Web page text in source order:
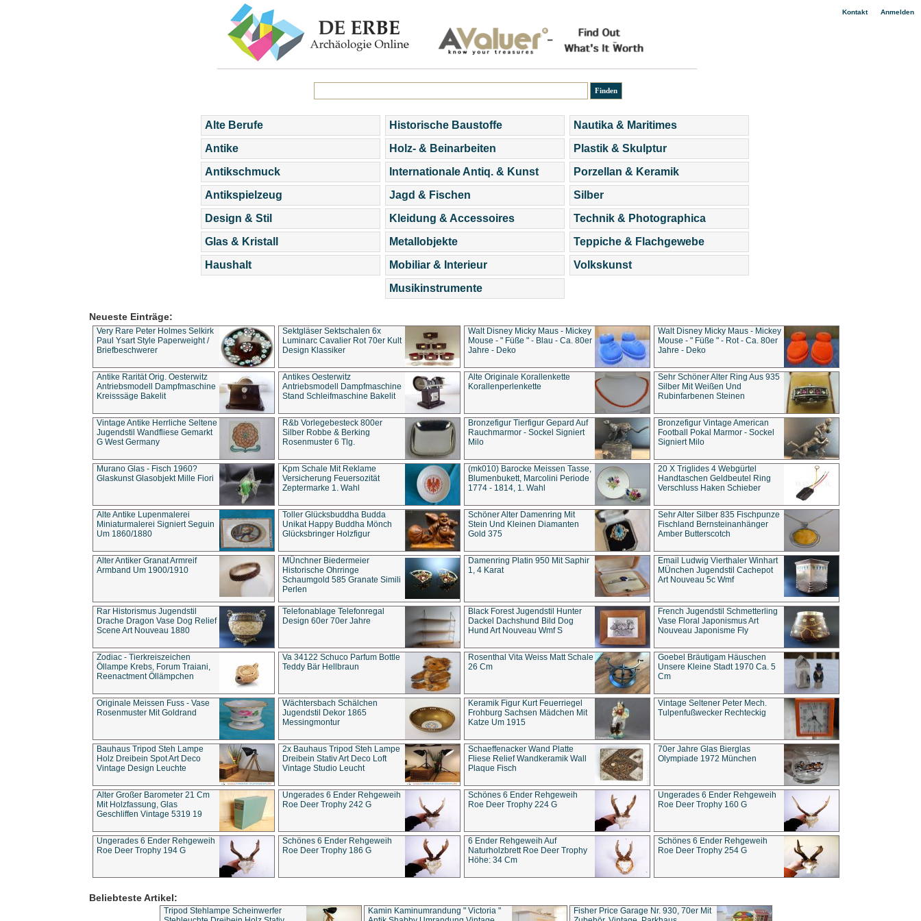
Kontakt| Anmelden
Alte Berufe
Antike
Antikschmuck
Antikspielzeug
Design & Stil
Glas & Kristall
Haushalt
Historische Baustoffe
Holz- & Beinarbeiten
Internationale Antiq. & Kunst
Jagd & Fischen
Kleidung & Accessoires
Metallobjekte
Mobiliar & Interieur
Musikinstrumente
Nautika & Maritimes
Plastik & Skulptur
Porzellan & Keramik
Silber
Technik & Photographica
Teppiche & Flachgewebe
Volkskunst
Neueste Einträge:
Very Rare Peter Holmes Selkirk
Paul Ysart Style Paperweight /
Briefbeschwerer
Sektgläser Sektschalen 6x
Luminarc Cavalier Rot 70er Kult
Design Klassiker
Walt Disney Micky Maus - Mickey
Mouse - " Füße " - Blau - Ca. 80er
Jahre - Deko
Walt Disney Micky Maus - Mickey
Mouse - " Füße " - Rot - Ca. 80er
Jahre - Deko
Antike Rarität Orig. Oesterwitz
Antriebsmodell Dampfmaschine
Kreisssäge Bakelit
Antikes Oesterwitz
Antriebsmodell Dampfmaschine
Stand Schleifmaschine Bakelit
Alte Originale Korallenkette
Korallenperlenkette
Sehr Schöner Alter Ring Aus 935
Silber Mit Weißen Und
Rubinfarbenen Steinen
Vintage Antike Herrliche Seltene
Jugendstil Wandfliese Gemarkt
G West Germany
R&b Vorlegebesteck 800er
Silber Robbe & Berking
Rosenmuster 6 Tlg.
Bronzefigur Tierfigur Gepard Auf
Rauchmarmor - Sockel Signiert
Milo
Bronzefigur Vintage American
Football Pokal Marmor - Sockel
Signiert Milo
Murano Glas - Fisch 1960?
Glaskunst Glasobjekt Mille Fiori
Kpm Schale Mit Reklame
Versicherung Feuersozität
Zeptermarke 1. Wahl
(mk010) Barocke Meissen Tasse,
Blumenbukett, Marcolini Periode
1774 - 1814, 1. Wahl
20 X Triglides 4 Webgürtel
Handtaschen Geldbeutel Ring
Verschluss Haken Schieber
Alte Antike Lupenmalerei
Miniaturmalerei Signiert Seguin
Um 1860/1880
Toller Glücksbuddha Budda
Unikat Happy Buddha Mönch
Glücksbringer Holzfigur
Schöner Alter Damenring Mit
Stein Und Kleinen Diamanten
Gold 375
Sehr Alter Silber 835 Fischpunze
Fischland Bernsteinanhänger
Amber Butterscotch
Alter Antiker Granat Armreif
Armband Um 1900/1910
MÜnchner Biedermeier
Historische Ohrringe
Schaumgold 585 Granate Simili
Perlen
Damenring Platin 950 Mit Saphir
1, 4 Karat
Email Ludwig Vierthaler Winhart
MÜnchen Jugendstil Cachepot
Art Nouveau 5c Wmf
Rar Historismus Jugendstil
Drache Dragon Vase Dog Relief
Scene Art Nouveau 1880
Telefonablage Telefonregal
Design 60er 70er Jahre
Black Forest Jugendstil Hunter
Dackel Dachshund Bild Dog
Hund Art Nouveau Wmf S
French Jugendstil Schmetterling
Vase Floral Japonismus Art
Nouveau Japonisme Fly
Zodiac - Tierkreiszeichen
Öllampe Krebs, Forum Traiani,
Reenactment Öllämpchen
Va 34122 Schuco Parfum Bottle
Teddy Bär Hellbraun
Rosenthal Vita Weiss Matt Schale
26 Cm
Goebel Bräutigam Häuschen
Unsere Kleine Stadt 1970 Ca. 5
Cm
Originale Meissen Fuss - Vase
Rosenmuster Mit Goldrand
Wächtersbach Schälchen
Jugendstil Dekor 1865
Messingmontur
Keramik Figur Kurt Feuerriegel
Frohburg Sachsen Mädchen Mit
Katze Um 1915
Vintage Seltener Peter Mech.
Tulpenfußwecker Rechteckig
Bauhaus Tripod Steh Lampe
Holz Dreibein Spot Art Deco
Vintage Design Leuchte
2x Bauhaus Tripod Steh Lampe
Dreibein Stativ Art Deco Loft
Vintage Studio Leucht
Schaeffenacker Wand Platte
Fliese Relief Wandkeramik Wall
Plaque Fisch
70er Jahre Glas Bierglas
Olympiade 1972 München
Alter Großer Barometer 21 Cm
Mit Holzfassung, Glas
Geschliffen Vintage 5319 19
Ungerades 6 Ender Rehgeweih
Roe Deer Trophy 242 G
Schönes 6 Ender Rehgeweih
Roe Deer Trophy 224 G
Ungerades 6 Ender Rehgeweih
Roe Deer Trophy 160 G
Ungerades 6 Ender Rehgeweih
Roe Deer Trophy 194 G
Schönes 6 Ender Rehgeweih
Roe Deer Trophy 186 G
6 Ender Rehgeweih Auf
Naturholzbrett Roe Deer Trophy
Höhe: 34 Cm
Schönes 6 Ender Rehgeweih
Roe Deer Trophy 254 G
Beliebteste Artikel:
Tripod Stehlampe Scheinwerfer
Kamin Kaminumrandung " Victoria "
Fisher Price Garage Nr. 930, 70er Mit